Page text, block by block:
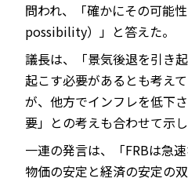
問われ、「確かにその可能
possibility）」と答えた。
議長は、「景気後退を引き
起こす必要があるとも考え
が、他方でインフレを低下
要」との考えも合わせて示し
一連の発言は、「FRBは急
物価の安定と経済の安定の